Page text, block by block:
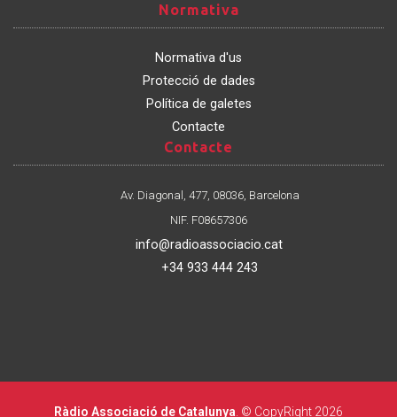
Normativa
Normativa d'us
Protecció de dades
Política de galetes
Contacte
Contacte
Av. Diagonal, 477, 08036, Barcelona
NIF. F08657306
info@radioassociacio.cat
+34 933 444 243
Ràdio Associació de Catalunya . © CopyRight 2026